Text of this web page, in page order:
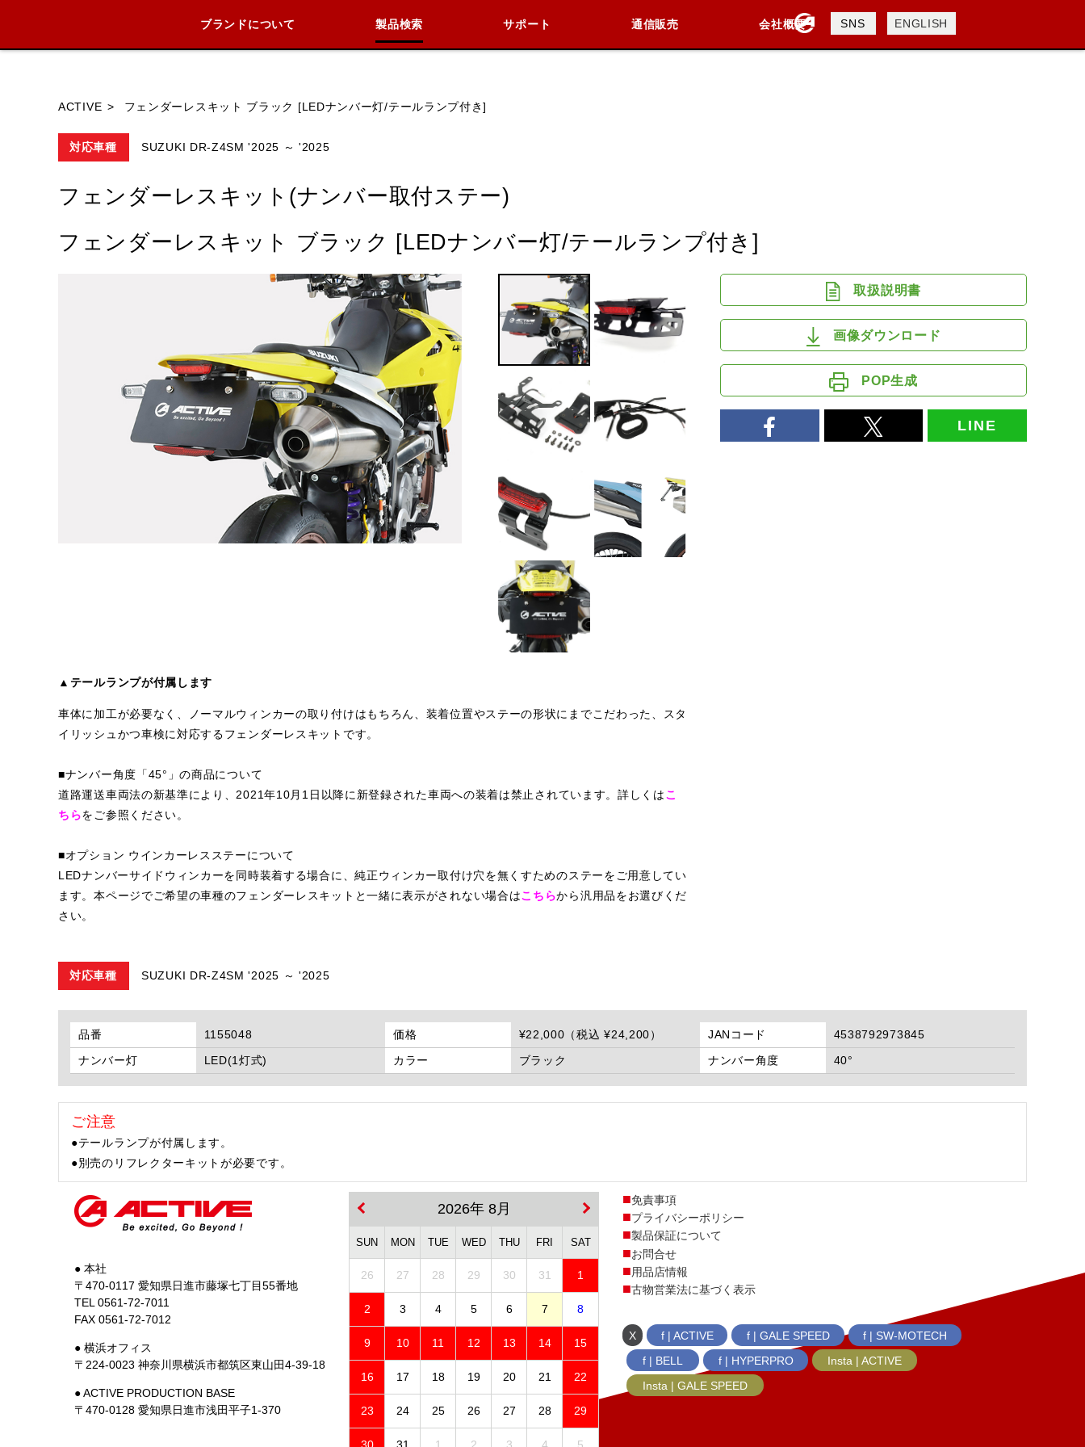
ブランドについて 製品検索 サポート 通信販売 会社概要
会社概要
採用情報
SNS ENGLISH
ACTIVE フェンダーレスキット ブラック [LEDナンバー灯/テールランプ付き]
対応車種 SUZUKI DR-Z4SM '2025 ～ '2025
フェンダーレスキット(ナンバー取付ステー)
フェンダーレスキット ブラック [LEDナンバー灯/テールランプ付き]
▲テールランプが付属します
車体に加工が必要なく、ノーマルウィンカーの取り付けはもちろん、装着位置やステーの形状にまでこだわった、スタ
イリッシュかつ車検に対応するフェンダーレスキットです。
■ナンバー角度「45°」の商品について
道路運送車両法の新基準により、2021年10月1日以降に新登録された車両への装着は禁止されています。詳しくはこ
ちらをご参照ください。
■オプション ウインカーレスステーについて
LEDナンバーサイドウィンカーを同時装着する場合に、純正ウィンカー取付け穴を無くすためのステーをご用意してい
ます。本ページでご希望の車種のフェンダーレスキットと一緒に表示がされない場合はこちらから汎用品をお選びくだ
さい。
取扱説明書
画像ダウンロード
POP生成
LINE
対応車種 SUZUKI DR-Z4SM '2025 ～ '2025
品番 1155048 価格 ¥22,000（税込 ¥24,200） JANコード
4538792973845
ナンバー灯
LED(1灯式) カラー ブラック ナンバー角度 40°
ご注意
●テールランプが付属します。
●別売のリフレクターキットが必要です。
● 本社
〒470-0117 愛知県日進市藤塚七丁目55番地
TEL 0561-72-7011
FAX 0561-72-7012
● 横浜オフィス
〒224-0023 神奈川県横浜市都筑区東山田4-39-18
● ACTIVE PRODUCTION BASE
〒470-0128 愛知県日進市浅田平子1-370
2026年 8月
SUN MON TUE WED THU FRI SAT
26 27 28 29 30 31 1
2 3 4 5 6 7 8
9 10 11 12 13 14 15
16 17 18 19 20 21 22
23 24 25 26 27 28 29
免責事項
プライバシーポリシー
製品保証について
お問合せ
用品店情報
古物営業法に基づく表示
X f | ACTIVE f | GALE SPEED
f | SW-MOTECH
f | BELL
f | HYPERPRO
Insta | ACTIVE
Insta | GALE SPEED